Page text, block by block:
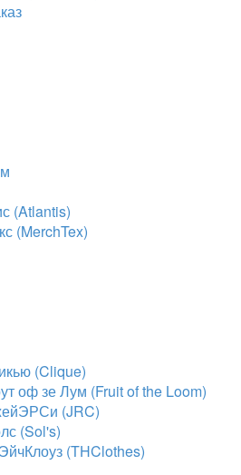
(Atlantis)
(MerchTex)
(Clique)
оф зе Лум (Fruit of the Loom)
(JRC)
(Sol's)
(THClothes)